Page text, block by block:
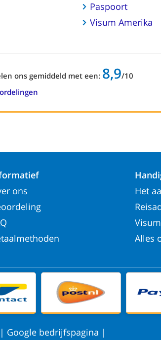
Paspoort
Visum Amerika
ons gemiddeld met een: 8,9/10
ons
Het
Alles
| Google bedrijfspagina |